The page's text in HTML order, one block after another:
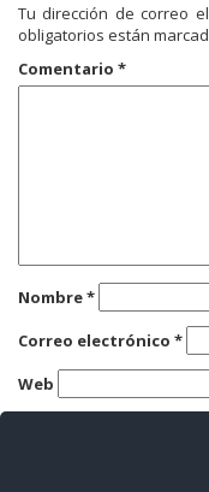
Tu dirección de correo
obligatorios están
Comentario *
Nombre*
Correo electrónico *
Web
Guarda mi